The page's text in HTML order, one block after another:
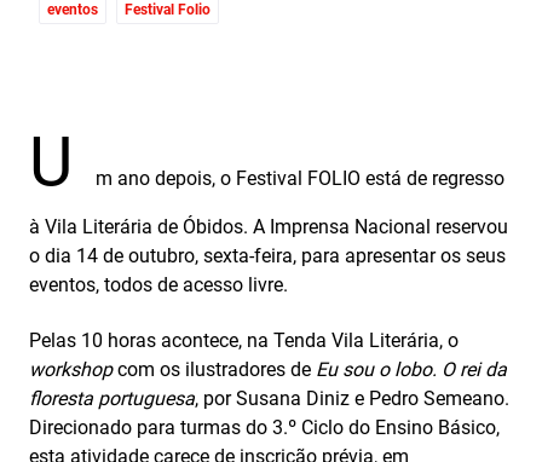
eventos Festival Folio
U m ano depois, o Festival FOLIO está de regresso
à Vila Literária de Óbidos. A Imprensa Nacional reservou
o dia 14 de outubro, sexta-feira, para apresentar os seus
eventos, todos de acesso livre.
Pelas 10 horas acontece, na Tenda Vila Literária, o
workshopcom os ilustradores de Eu sou o lobo. O rei da
floresta portuguesa, por Susana Diniz e Pedro Semeano.
Direcionado para turmas do 3.º Ciclo do Ensino Básico,
esta atividade carece de inscrição prévia, em